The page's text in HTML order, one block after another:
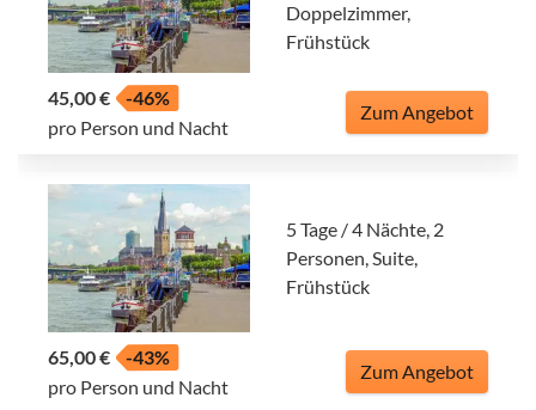
Doppelzimmer,
Frühstück
45,00 €
-46%
pro Person und Nacht
Zum Angebot
5 Tage / 4 Nächte, 2
Personen, Suite,
Frühstück
65,00 €
-43%
pro Person und Nacht
Zum Angebot